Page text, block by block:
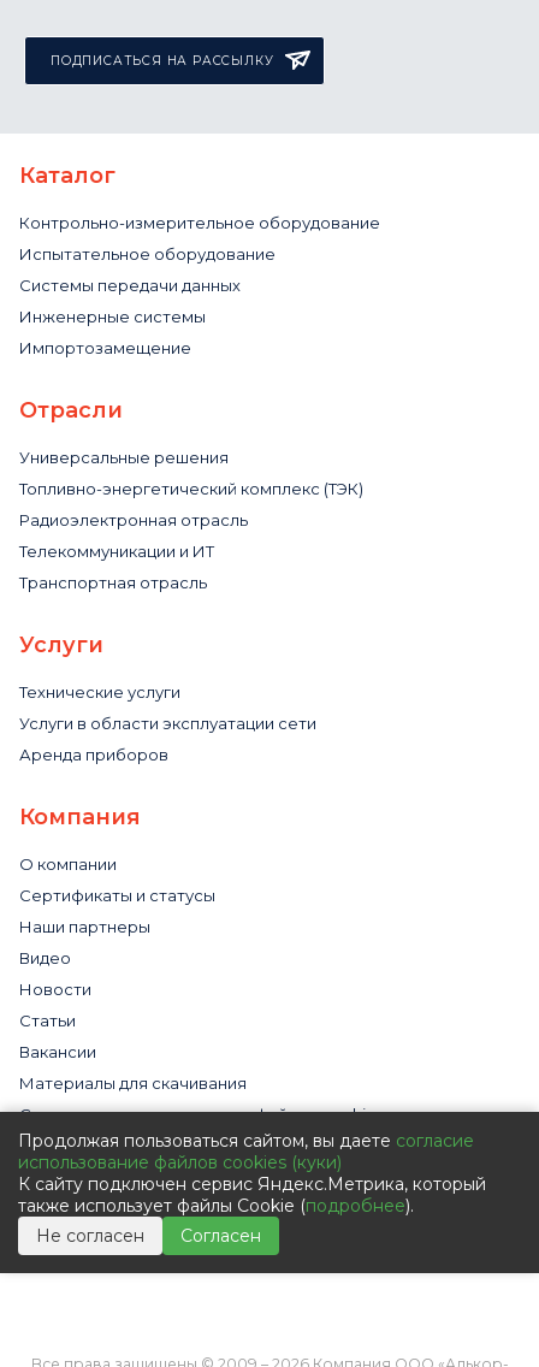
ПОДПИСАТЬСЯ НА РАССЫЛКУ
Каталог
Контрольно-измерительное оборудование
Испытательное оборудование
Системы передачи данных
Инженерные системы
Импортозамещение
Отрасли
Универсальные решения
Топливно-энергетический комплекс (ТЭК)
Радиоэлектронная отрасль
Телекоммуникации и ИТ
Транспортная отрасль
Услуги
Технические услуги
Услуги в области эксплуатации сети
Аренда приборов
Компания
О компании
Сертификаты и статусы
Наши партнеры
Видео
Новости
Статьи
Вакансии
Материалы для скачивания
Cогласие на использование файлов cookies
Обработка персональных данных с помощью сервиса
«Яндекс.Метрика»
Политика в отношении обработки персональных данных
Пользовательское соглашение
Согласие на обработку персональных данных
Продолжая пользоваться сайтом, вы даете согласие
использование файлов cookies (куки)
К сайту подключен сервис Яндекс.Метрика, который
также использует файлы Cookie (подробнее).
Не согласен
Согласен